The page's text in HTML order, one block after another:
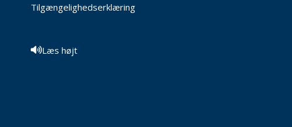
Tilgængelighedserklæring
Læs højt